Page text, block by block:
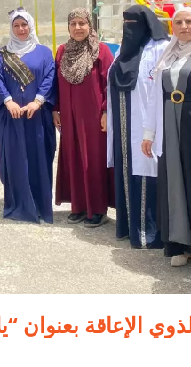
الإعاقة بعنوان